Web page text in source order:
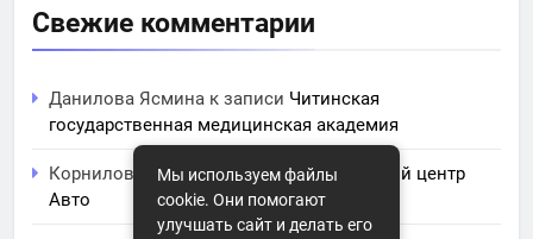
Свежие комментарии
Данилова Ясмина к записи Читинская
государственная медицинская академия
Корнилова Анитак записиЧПОУ Учебный центр
Авто
Мы используем файлы
cookie. Они помогают
улучшать сайт и делать его